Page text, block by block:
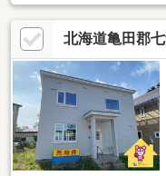
北海道亀田郡